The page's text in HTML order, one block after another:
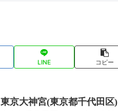
LINE コピー
東京大神宮(東京都千代田区)